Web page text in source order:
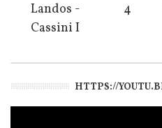
Landos -
Cassini I
4
HTTPS://